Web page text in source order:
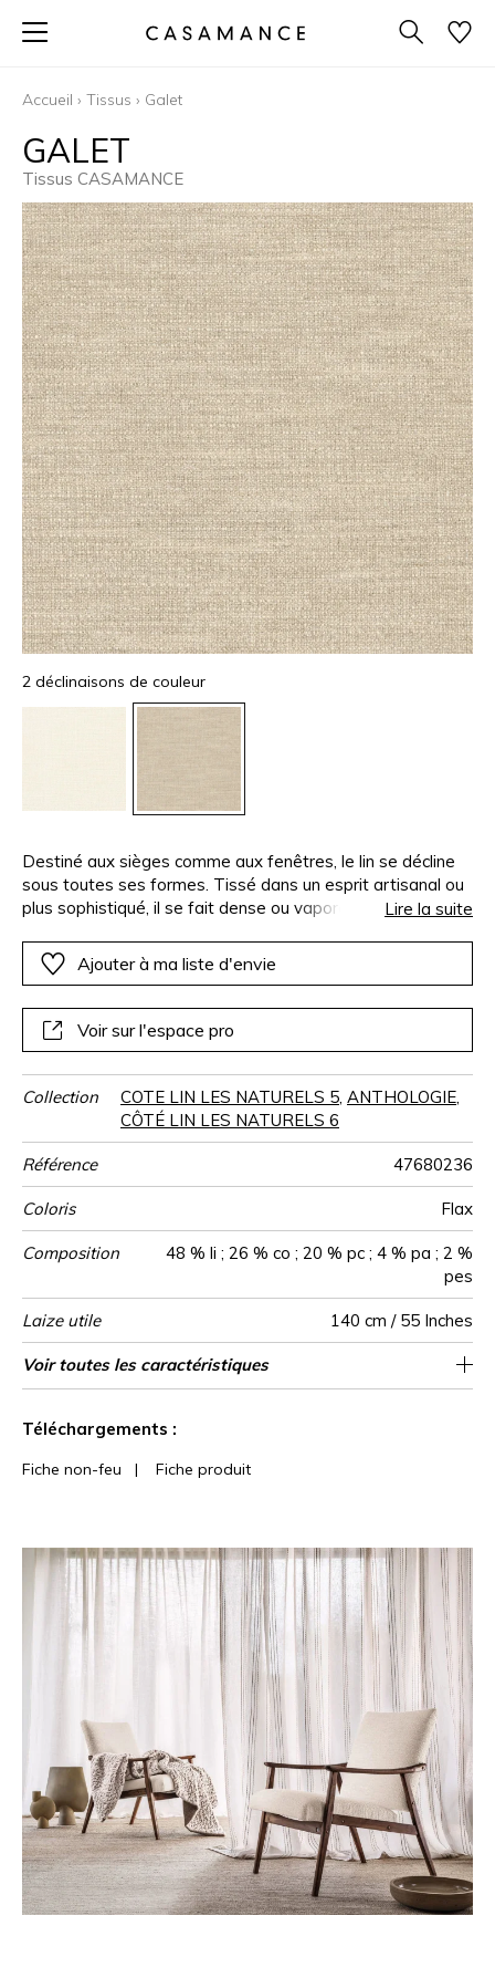
Accueil › Tissus › Galet
GALET
Tissus CASAMANCE
2 déclinaisons de couleur
Destiné aux sièges comme aux fenêtres, le lin se décline
sous toutes ses formes. Tissé dans un esprit artisanal ou
plus sophistiqué, il se fait dense ou vaporeux. Brodé,
appliqué, le lin se marie parfois à d’autres fibres telles que
la laine. La collection révèle la matière dans sa noblesse et
l’authentique. Et le lin s’invite sur nos sièges et nos
fenêtres, sans jamais nous lasser.
Lire la suite
Ajouter à ma liste d'envie
Voir sur l'espace pro
Collection COTE LIN LES NATURELS 5, ANTHOLOGIE,
CÔTÉ LIN LES NATURELS 6
Référence 47680236
Coloris Flax
Composition
48 % li ; 26 % co ; 20 % pc ; 4 % pa ; 2 %
pes
Laize utile 140 cm / 55 Inches
Rétrécissement <3%
Raccord Raccord libre
Test
Martindale
15000
Usage
martindale
Siège à usage classique : 20.000 à 40.000
cycles (Martindale) et/ou 15,000 à 30,000
Wyzenbeek 30000
Sens De large
Poids g/m² 900
Performance
Accoustique
aw - 0.15
Usage
Entretien
Pays d'origine Italie
Voir toutes les caractéristiques
Téléchargements :
Fiche non-feu | Fiche produit